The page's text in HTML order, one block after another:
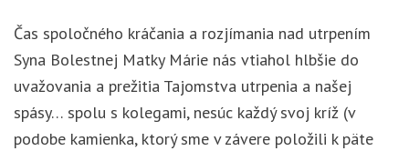
Čas spoločného kráčania a rozjímania nad utrpením
Syna Bolestnej Matky Márie nás vtiahol hlbšie do
uvažovania a prežitia Tajomstva utrpenia a našej
spásy… spolu s kolegami, nesúc každý svoj kríž (v
podobe kamienka, ktorý sme v závere položili k päte